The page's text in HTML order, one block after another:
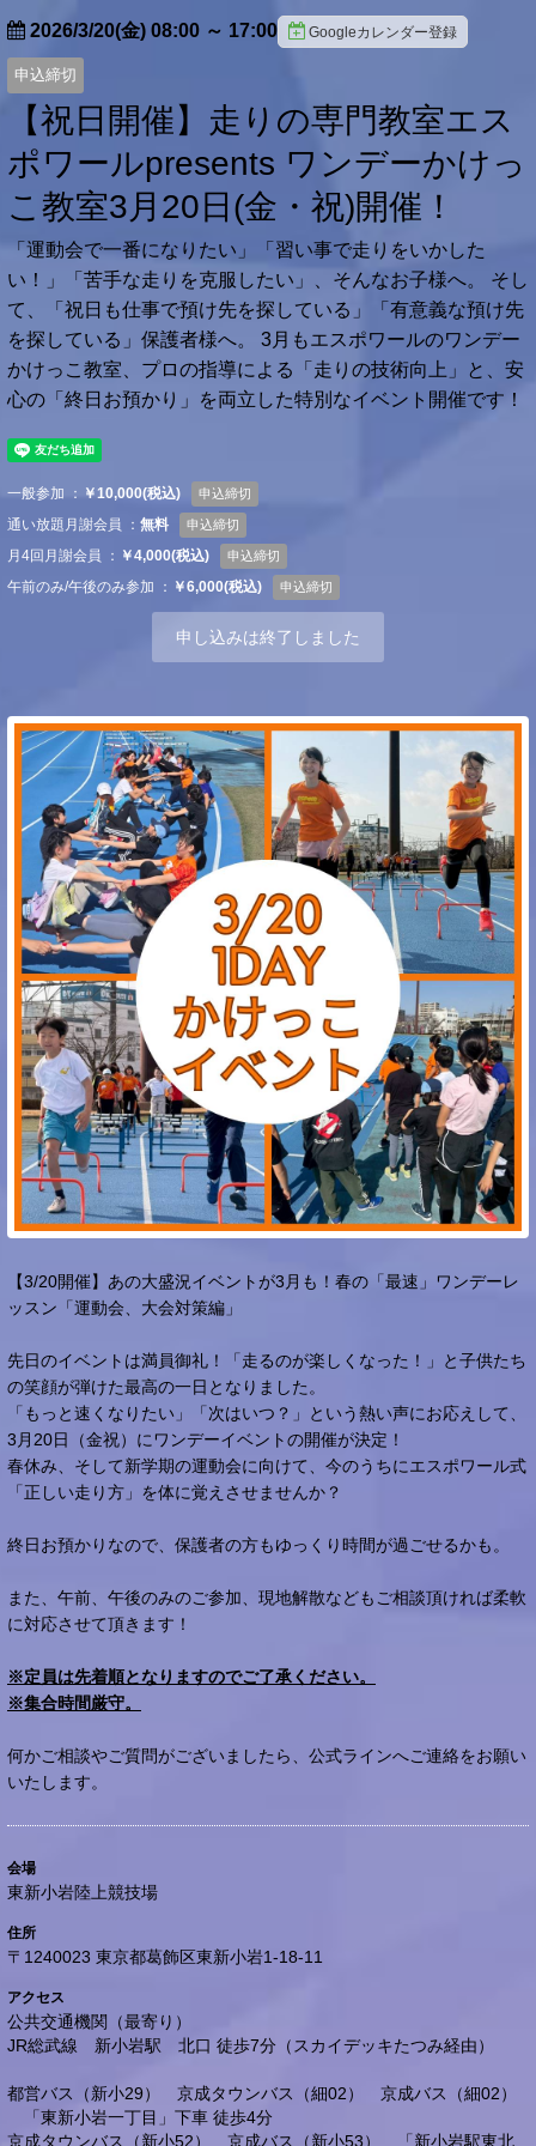
2026/3/20(金) 08:00 ～ 17:00 Googleカレンダー登録
申込締切
【祝日開催】走りの専門教室エス
ポワールpresents ワンデーかけっ
こ教室3月20日(金・祝)開催！
「運動会で一番になりたい」「習い事で走りをいかした
い！」「苦手な走りを克服したい」、そんなお子様へ。 そし
て、「祝日も仕事で預け先を探している」「有意義な預け先
を探している」保護者様へ。 3月もエスポワールのワンデー
かけっこ教室、プロの指導による「走りの技術向上」と、安
心の「終日お預かり」を両立した特別なイベント開催です！
一般参加 ： ￥10,000(税込) 申込締切
通い放題月謝会員 ： 無料 申込締切
月4回月謝会員 ： ￥4,000(税込) 申込締切
午前のみ/午後のみ参加 ： ￥6,000(税込) 申込締切
申し込みは終了しました
【3/20開催】あの大盛況イベントが3月も！春の「最速」ワンデーレ
ッスン「運動会、大会対策編」
先日のイベントは満員御礼！「走るのが楽しくなった！」と子供たち
の笑顔が弾けた最高の一日となりました。
「もっと速くなりたい」「次はいつ？」という熱い声にお応えして、
3月20日（金祝）にワンデーイベントの開催が決定！
春休み、そして新学期の運動会に向けて、今のうちにエスポワール式
「正しい走り方」を体に覚えさせませんか？
終日お預かりなので、保護者の方もゆっくり時間が過ごせるかも。
また、午前、午後のみのご参加、現地解散などもご相談頂ければ柔軟
に対応させて頂きます！
※定員は先着順となりますのでご了承ください。
※集合時間厳守。
何かご相談やご質問がございましたら、公式ラインへご連絡をお願い
いたします。
会場
東新小岩陸上競技場
住所
〒1240023 東京都葛飾区東新小岩1-18-11
アクセス
公共交通機関（最寄り）
JR総武線 新小岩駅 北口 徒歩7分（スカイデッキたつみ経由）
都営バス（新小29） 京成タウンバス（細02） 京成バス（細02）
「東新小岩一丁目」下車 徒歩4分
京成タウンバス（新小52） 京成バス（新小53） 「新小岩駅東北